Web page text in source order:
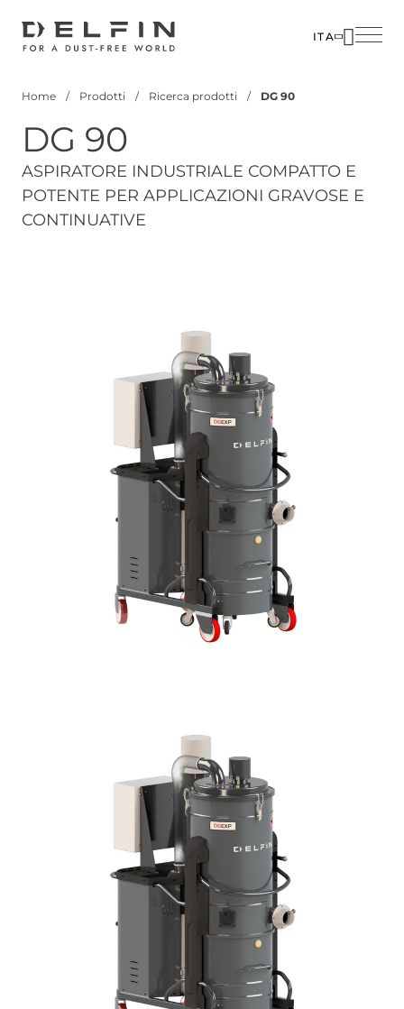
ITA
pane
Home Prodotti Ricerca prodotti DG 90
DG 90
ASPIRATORE INDUSTRIALE COMPATTO E
POTENTE PER APPLICAZIONI GRAVOSE E
CONTINUATIVE